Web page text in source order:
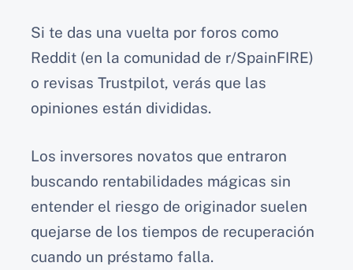
Si te das una vuelta por foros como
Reddit (en la comunidad de r/SpainFIRE)
o revisas Trustpilot, verás que las
opiniones están divididas.
Los inversores novatos que entraron
buscando rentabilidades mágicas sin
entender el riesgo de originador suelen
quejarse de los tiempos de recuperación
cuando un préstamo falla.